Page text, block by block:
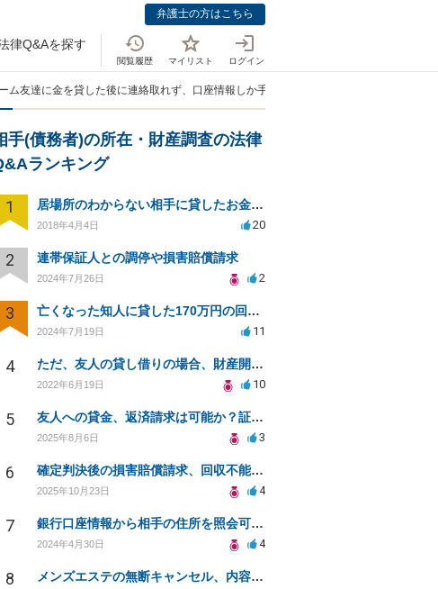
弁護士の方はこちら
律Q&Aを探す
閲覧履歴 マイリスト ログイン
ム友達に金を貸した後に連絡取れず、口座情報しか手元にない」
手(債務者)の所在・財産調査の法律
ランキング
1 居場所のわからない相手に貸したお金を回収(債権回収)できますか？
2018年4月4日 20
2 連帯保証人との調停や損害賠償請求
2024年7月26日 2
3 亡くなった知人に貸した170万円の回収方法について相談したい
2024年7月19日 11
4 ただ、友人の貸し借りの場合、財産開示手続を通じて勤務先を知り、給料の差押えができますか？
2022年6月19日 10
5 友人への貸金、返済請求は可能か？証拠不足の対策について
2025年8月6日 3
6 確定判決後の損害賠償請求、回収不能時の対策は？
2025年10月23日 4
7 銀行口座情報から相手の住所を照会可能か問い合わせ
2024年4月30日 4
8 メンズエステの無断キャンセル、内容証明の可能性と対応策